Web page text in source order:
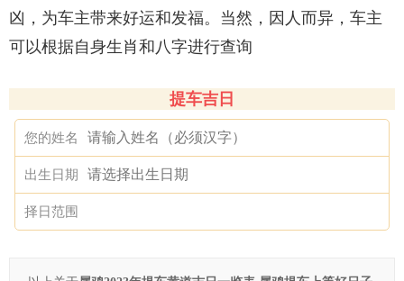
凶，为车主带来好运和发福。当然，因人而异，车主
可以根据自身生肖和八字进行查询
提车吉日
您的姓名
出生日期
择日范围